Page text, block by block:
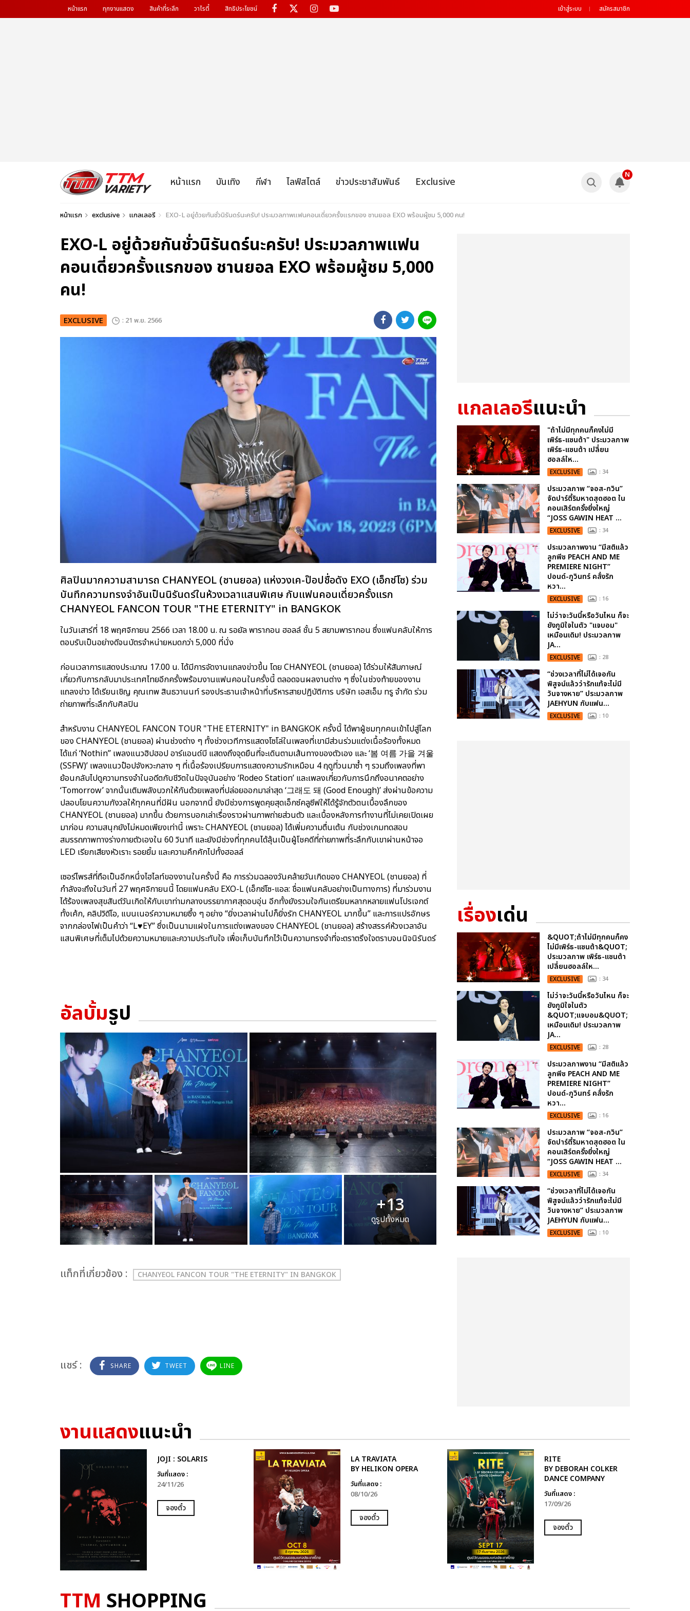
หน้าแรก ทุกงานแสดง สินค้าที่ระลึก วาไรตี้ สิทธิประโยชน์ เข้าสู่ระบบ สมัครสมาชิก
หน้าแรก บันเทิง กีฬา ไลฟ์สไตล์ ข่าวประชาสัมพันธ์ Exclusive
N
หน้าแรก exclusive แกลเลอรี EXO-L อยู่ด้วยกันชั่วนิรันดร์นะครับ! ประมวลภาพแฟนคอนเดี่ยวครั้งแรกของ ชานยอล EXO พร้อมผู้ชม 5,000 คน!
EXO-L อยู่ด้วยกันชั่วนิรันดร์นะครับ! ประมวลภาพแฟน
คอนเดี่ยวครั้งแรกของ ชานยอล EXO พร้อมผู้ชม 5,000
คน!
EXCLUSIVE : 21 พ.ย. 2566
ศิลปินมากความสามารถ CHANYEOL (ชานยอล) แห่งวงเค-ป๊อปชื่อดัง EXO (เอ็กซ์โซ) ร่วม
บันทึกความทรงจำอันเป็นนิรันดร์ในห้วงเวลาแสนพิเศษ กับแฟนคอนเดี่ยวครั้งแรก
CHANYEOL FANCON TOUR "THE ETERNITY" in BANGKOK
ในวันเสาร์ที่ 18 พฤศจิกายน 2566 เวลา 18.00 น. ณ รอยัล พารากอน ฮอลล์ ชั้น 5 สยามพารากอน ซึ่งแฟนคลับให้การ
ตอบรับเป็นอย่างดีจนบัตรจำหน่ายหมดกว่า 5,000 ที่นั่ง
ก่อนเวลาการแสดงประมาณ 17.00 น. ได้มีการจัดงานแถลงข่าวขึ้น โดย CHANYEOL (ชานยอล) ได้ร่วมให้สัมภาษณ์
เกี่ยวกับการกลับมาประเทศไทยอีกครั้งพร้อมงานแฟนคอนในครั้งนี้ ตลอดจนผลงานต่าง ๆ ซึ่งในช่วงท้ายของงาน
แถลงข่าว ได้เรียนเชิญ คุณเทพ สินธวานนท์ รองประธานเจ้าหน้าที่บริหารสายปฏิบัติการ บริษัท เอสเอ็ม ทรู จำกัด ร่วม
ถ่ายภาพที่ระลึกกับศิลปิน
สำหรับงาน CHANYEOL FANCON TOUR "THE ETERNITY" in BANGKOK ครั้งนี้ ได้พาผู้ชมทุกคนเข้าไปสู่โลก
ของ CHANYEOL (ชานยอล) ผ่านช่วงต่าง ๆ ทั้งช่วงเวทีการแสดงโซโล่ในเพลงที่เขามีส่วนร่วมแต่งเนื้อร้องทั้งหมด
ได้แก่ ‘Nothin’’ เพลงแนวฮิปฮอป อาร์แอนด์บี แสดงถึงจุดยืนที่จะเดินตามเส้นทางของตัวเอง และ ‘봄 여름 가을 겨울
(SSFW)’ เพลงแนวป๊อปจังหวะกลาง ๆ ที่เนื้อร้องเปรียบการแสดงความรักเหมือน 4 ฤดูที่วนมาซ้ำ ๆ รวมถึงเพลงที่พา
ย้อนกลับไปดูความทรงจำในอดีตกับชีวิตในปัจจุบันอย่าง ‘Rodeo Station’ และเพลงเกี่ยวกับการนึกถึงอนาคตอย่าง
‘Tomorrow’ จากนั้นเติมพลังบวกให้กันด้วยเพลงที่ปล่อยออกมาล่าสุด ‘그래도 돼 (Good Enough)’ ส่งผ่านข้อความ
ปลอบโยนความกังวลให้ทุกคนที่มีฝัน นอกจากนี้ ยังมีช่วงการพูดคุยสุดเอ็กซ์คลูซีฟให้ได้รู้จักตัวตนเบื้องลึกของ
CHANYEOL (ชานยอล) มากขึ้น ด้วยการบอกเล่าเรื่องราวผ่านภาพถ่ายส่วนตัว และเบื้องหลังการทำงานที่ไม่เคยเปิดเผย
มาก่อน ความสนุกยังไม่หมดเพียงเท่านี้ เพราะ CHANYEOL (ชานยอล) ได้เพิ่มความตื่นเต้น กับช่วงเกมทดสอบ
สมรรถภาพทางร่างกายตัวเองใน 60 วินาที และยังมีช่วงที่ทุกคนได้ลุ้นเป็นผู้โชคดีที่ถ่ายภาพที่ระลึกกับเขาผ่านหน้าจอ
LED เรียกเสียงหัวเราะ รอยยิ้ม และความคึกคักไปทั้งฮอลล์
เซอร์ไพรส์ที่ถือเป็นอีกหนึ่งไฮไลท์ของงานในครั้งนี้ คือ การร่วมฉลองวันคล้ายวันเกิดของ CHANYEOL (ชานยอล) ที่
กำลังจะถึงในวันที่ 27 พฤศจิกายนนี้ โดยแฟนคลับ EXO-L (เอ็กซ์โซ-แอล: ชื่อแฟนคลับอย่างเป็นทางการ) ที่มาร่วมงาน
ได้ร้องเพลงสุขสันต์วันเกิดให้กับเขาท่ามกลางบรรยากาศสุดอบอุ่น อีกทั้งยังรวมใจกันเตรียมหลากหลายแฟนโปรเจกต์
ทั้งเค้ก, คลิปวิดีโอ, แบนเนอร์ความหมายซึ้ง ๆ อย่าง “ยิ่งเวลาผ่านไปก็ยิ่งรัก CHANYEOL มากขึ้น” และการแปรอักษร
จากกล่องไฟเป็นคำว่า “L♥EY” ซึ่งเป็นนามแฝงในการแต่งเพลงของ CHANYEOL (ชานยอล) สร้างสรรค์ห้วงเวลาอัน
แสนพิเศษที่เต็มไปด้วยความหมายและความประทับใจ เพื่อเก็บบันทึกไว้เป็นความทรงจำที่จะตราตรึงใจตราบจนนิจนิรันดร์
อัลบั้มรูป
+13
ดูรูปทั้งหมด
เเท็กที่เกี่ยวข้อง : CHANYEOL FANCON TOUR "THE ETERNITY" IN BANGKOK
แชร์ : SHARE TWEET LINE
แกลเลอรีแนะนำ
"ถ้าไม่มีทุกคนก็คงไม่มี
เพิร์ธ-แซนต้า" ประมวลภาพ
เพิร์ธ-แซนต้า เปลี่ยน
ฮอลล์ให...
EXCLUSIVE : 34
ประมวลภาพ “จอส-กวิน”
จัดปาร์ตี้ริมหาดสุดฮอต ใน
คอนเสิร์ตครั้งยิ่งใหญ่
“JOSS GAWIN HEAT ...
EXCLUSIVE : 34
ประมวลภาพงาน “มีสติแล้ว
ลูกพีช PEACH AND ME
PREMIERE NIGHT”
ปอนด์-ภูวินทร์ คลั่งรัก
หวา...
EXCLUSIVE : 16
ไม่ว่าจะวันนี้หรือวันไหน ก็จะ
ยังภูมิใจในตัว "แจบอม"
เหมือนเดิม! ประมวลภาพ
JA...
EXCLUSIVE : 28
“ช่วงเวลาที่ไม่ได้เจอกัน
พิสูจน์แล้วว่ารักแท้จะไม่มี
วันจางหาย” ประมวลภาพ
JAEHYUN กับแฟน...
EXCLUSIVE : 10
เรื่องเด่น
&QUOT;ถ้าไม่มีทุกคนก็คง
ไม่มีเพิร์ธ-แซนต้า&QUOT;
ประมวลภาพ เพิร์ธ-แซนต้า
เปลี่ยนฮอลล์ให...
EXCLUSIVE : 34
ไม่ว่าจะวันนี้หรือวันไหน ก็จะ
ยังภูมิใจในตัว
&QUOT;แจบอม&QUOT;
เหมือนเดิม! ประมวลภาพ
JA...
EXCLUSIVE : 28
ประมวลภาพงาน “มีสติแล้ว
ลูกพีช PEACH AND ME
PREMIERE NIGHT”
ปอนด์-ภูวินทร์ คลั่งรัก
หวา...
EXCLUSIVE : 16
ประมวลภาพ “จอส-กวิน”
จัดปาร์ตี้ริมหาดสุดฮอต ใน
คอนเสิร์ตครั้งยิ่งใหญ่
“JOSS GAWIN HEAT ...
EXCLUSIVE : 34
“ช่วงเวลาที่ไม่ได้เจอกัน
พิสูจน์แล้วว่ารักแท้จะไม่มี
วันจางหาย” ประมวลภาพ
JAEHYUN กับแฟน...
EXCLUSIVE : 10
งานแสดงแนะนำ
JOJI : SOLARIS
วันที่แสดง :
24/11/26
จองตั๋ว
LA TRAVIATA
BY HELIKON OPERA
วันที่แสดง :
08/10/26
จองตั๋ว
RITE
BY DEBORAH COLKER
DANCE COMPANY
วันที่แสดง :
17/09/26
จองตั๋ว
TTM SHOPPING